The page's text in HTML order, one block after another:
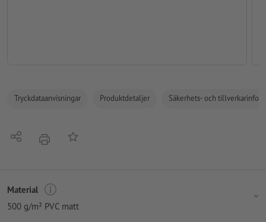
Tryckdataanvisningar Produktdetaljer Säkerhets- och
Dela erbjudandePå anteckningslistan
Material
500 g/m² PVC matt